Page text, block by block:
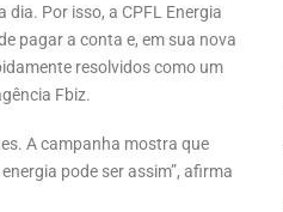
Por isso, a CPFL Energia
pagar a conta e, em sua nova
resolvidos como um
Fbiz.
A campanha mostra que
pode ser assim”, afirma